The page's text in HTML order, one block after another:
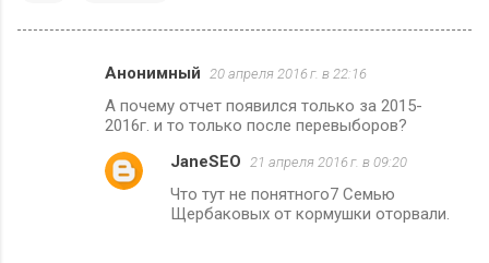
Анонимный 20 апреля 2016 г. в 22:16
А почему отчет появился только за 2015-
2016г. и то только после перевыборов?
JaneSEO 21 апреля 2016 г. в 09:20
Что тут не понятного7 Семью
Щербаковых от кормушки оторвали.